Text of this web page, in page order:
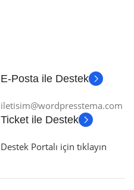
E-Posta ile Destek
iletisim@wordpresstema.com
Ticket ile Destek
Destek Portalı için tıklayın